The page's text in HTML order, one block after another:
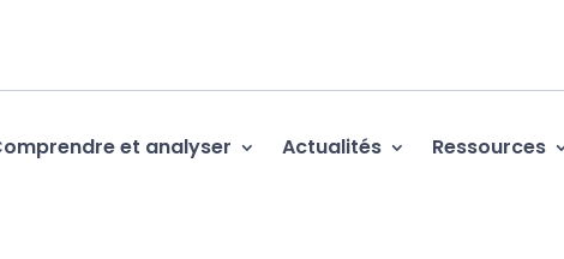
et analyser Actualités Ressources